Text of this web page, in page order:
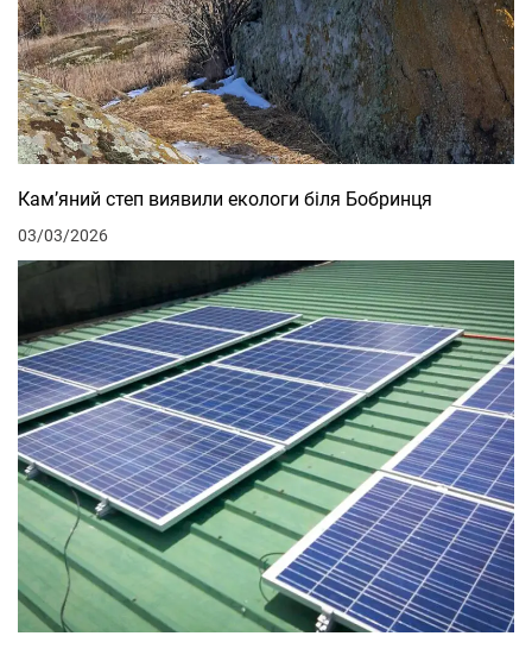
Кам’яний степ виявили екологи біля Бобринця
03/03/2026